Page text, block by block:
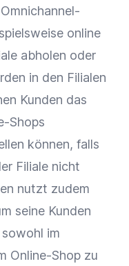
Omnichannel-
online
abholen oder
in den Filialen
Kunden das
Shops
können, falls
Filiale nicht
nutzt zudem
seine Kunden
im
Online-Shop zu